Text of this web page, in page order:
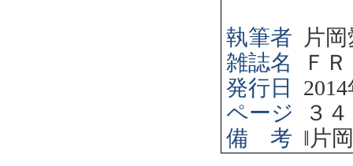
執筆者
片
雑誌名
Ｆ
発行日
2014
ページ
３４
備 考 ‖ 片